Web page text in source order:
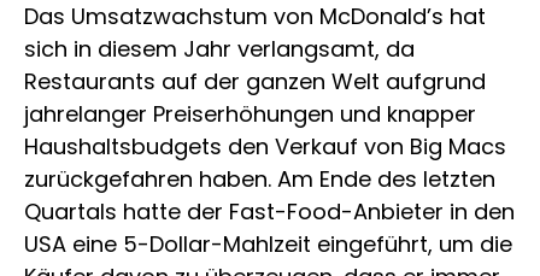
Das Umsatzwachstum von McDonald’s hat
sich in diesem Jahr verlangsamt, da
Restaurants auf der ganzen Welt aufgrund
jahrelanger Preiserhöhungen und knapper
Haushaltsbudgets den Verkauf von Big Macs
zurückgefahren haben. Am Ende des letzten
Quartals hatte der Fast-Food-Anbieter in den
USA eine 5-Dollar-Mahlzeit eingeführt, um die